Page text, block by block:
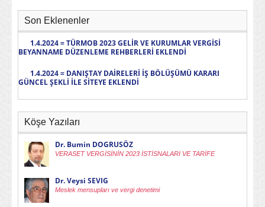
Son Eklenenler
1.4.2024 = TÜRMOB 2023 GELİR VE KURUMLAR VERGİSİ
BEYANNAME DÜZENLEME REHBERLERİ EKLENDİ
1.4.2024 = DANIŞTAY DAİRELERİ İŞ BÖLÜŞÜMÜ KARARI
GÜNCEL ŞEKLİ İLE SİTEYE EKLENDİ
Köşe Yazıları
Dr. Bumin DOGRUSÖZ
VERASET VERGİSİNİN 2023 İSTİSNALARI VE TARİFE
Dr. Veysi SEVIG
Meslek mensupları ve vergi denetimi